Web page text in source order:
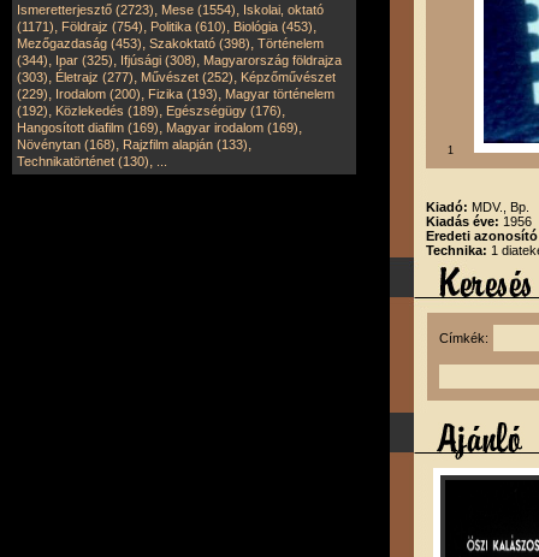
Ismeretterjesztő (2723), Mese (1554), Iskolai, oktató
(1171), Földrajz (754), Politika (610), Biológia (453),
Mezőgazdaság (453), Szakoktató (398), Történelem
(344), Ipar (325), Ifjúsági (308), Magyarország földrajza
(303), Életrajz (277), Művészet (252), Képzőművészet
(229), Irodalom (200), Fizika (193), Magyar történelem
(192), Közlekedés (189), Egészségügy (176),
Hangosított diafilm (169), Magyar irodalom (169),
Növénytan (168), Rajzfilm alapján (133),
Technikatörténet (130),
1
Kiadó: MDV., Bp.
Kiadás éve: 1956
Eredeti
Technika: 1
Címkék: